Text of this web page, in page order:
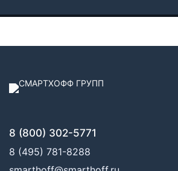
8 (800) 302-5771
8 (495) 781-8288